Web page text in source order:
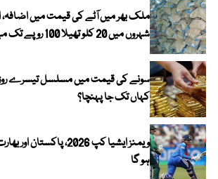
ملک بھر میں آٹے کی قیمت میں
شہروں میں 20 کلو تھیلا 100 روپے تک مہنگا
سونے کی قیمت میں مسلسل تیسرے روز
کہاں تک جا پہنچا؟
ویمنز ایشیا کپ 2026،
ہو گا